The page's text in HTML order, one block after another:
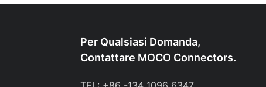
Per Qualsiasi Domanda,
Contattare MOCO Connectors.